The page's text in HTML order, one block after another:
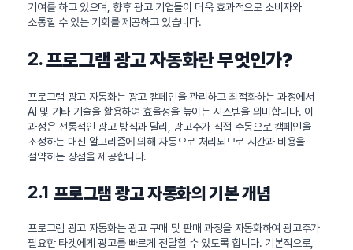
기여를 하고 있으며, 향후 광고 기업들이 더욱 효과적으로 소비자와
소통할 수 있는 기회를 제공하고 있습니다.
2.프로그램 광고 자동화란 무엇인가?
프로그램 광고 자동화는 광고 캠페인을 관리하고 최적화하는 과정에서
AI 및 기타 기술을 활용하여 효율성을 높이는 시스템을 의미합니다. 이
과정은 전통적인 광고 방식과 달리, 광고주가 직접 수동으로 캠페인을
조정하는 대신 알고리즘에 의해 자동으로 처리되므로 시간과 비용을
절약하는 장점을 제공합니다.
2.1 프로그램 광고 자동화의 기본 개념
프로그램 광고 자동화는 광고 구매 및 판매 과정을 자동화하여 광고주가
필요한 타겟에게 광고를 빠르게 전달할 수 있도록 합니다. 기본적으로,